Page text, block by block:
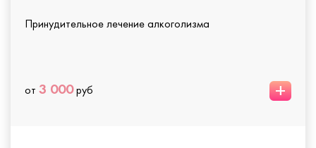
Принудительное лечение алкоголизма
от 3 000руб +